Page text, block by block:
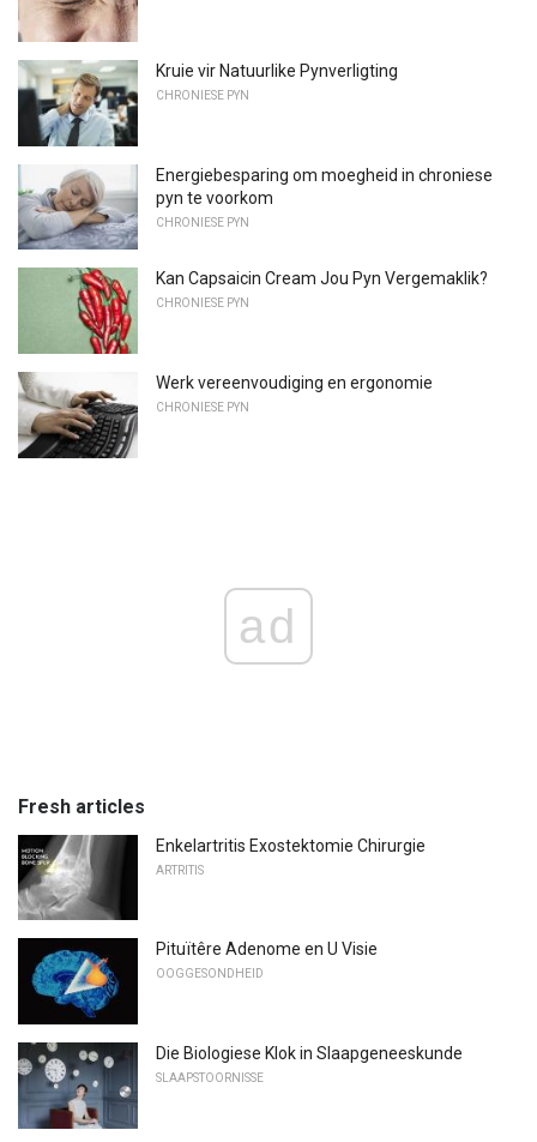
Kruie vir Natuurlike Pynverligting
CHRONIESE PYN
Energiebesparing om moegheid in chroniese
pyn te voorkom
CHRONIESE PYN
Kan Capsaicin Cream Jou Pyn Vergemaklik?
CHRONIESE PYN
Werk vereenvoudiging en ergonomie
CHRONIESE PYN
ad
Fresh articles
Enkelartritis Exostektomie Chirurgie
ARTRITIS
Pituïtêre Adenome en U Visie
OOGGESONDHEID
Die Biologiese Klok in Slaapgeneeskunde
SLAAPSTOORNISSE